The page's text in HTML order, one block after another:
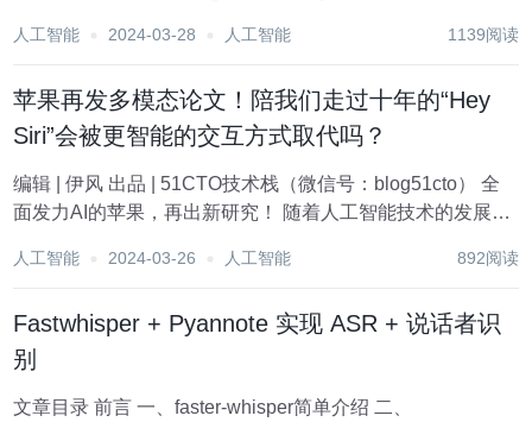
人工智能 2024-03-28 人工智能 1139阅读
苹果再发多模态论文！陪我们走过十年的“Hey
Siri”会被更智能的交互方式取代吗？
编辑 | 伊风 出品 | 51CTO技术栈（微信号：blog51cto） 全
面发力AI的苹果，再出新研究！ 随着人工智能技术的发展，
文《利用大型语言模型进行设备指向性语音检测的多模...
人工智能 2024-03-26 人工智能 892阅读
Fastwhisper + Pyannote 实现 ASR + 说话者识
别
文章目录 前言 一、faster-whisper简单介绍 二、